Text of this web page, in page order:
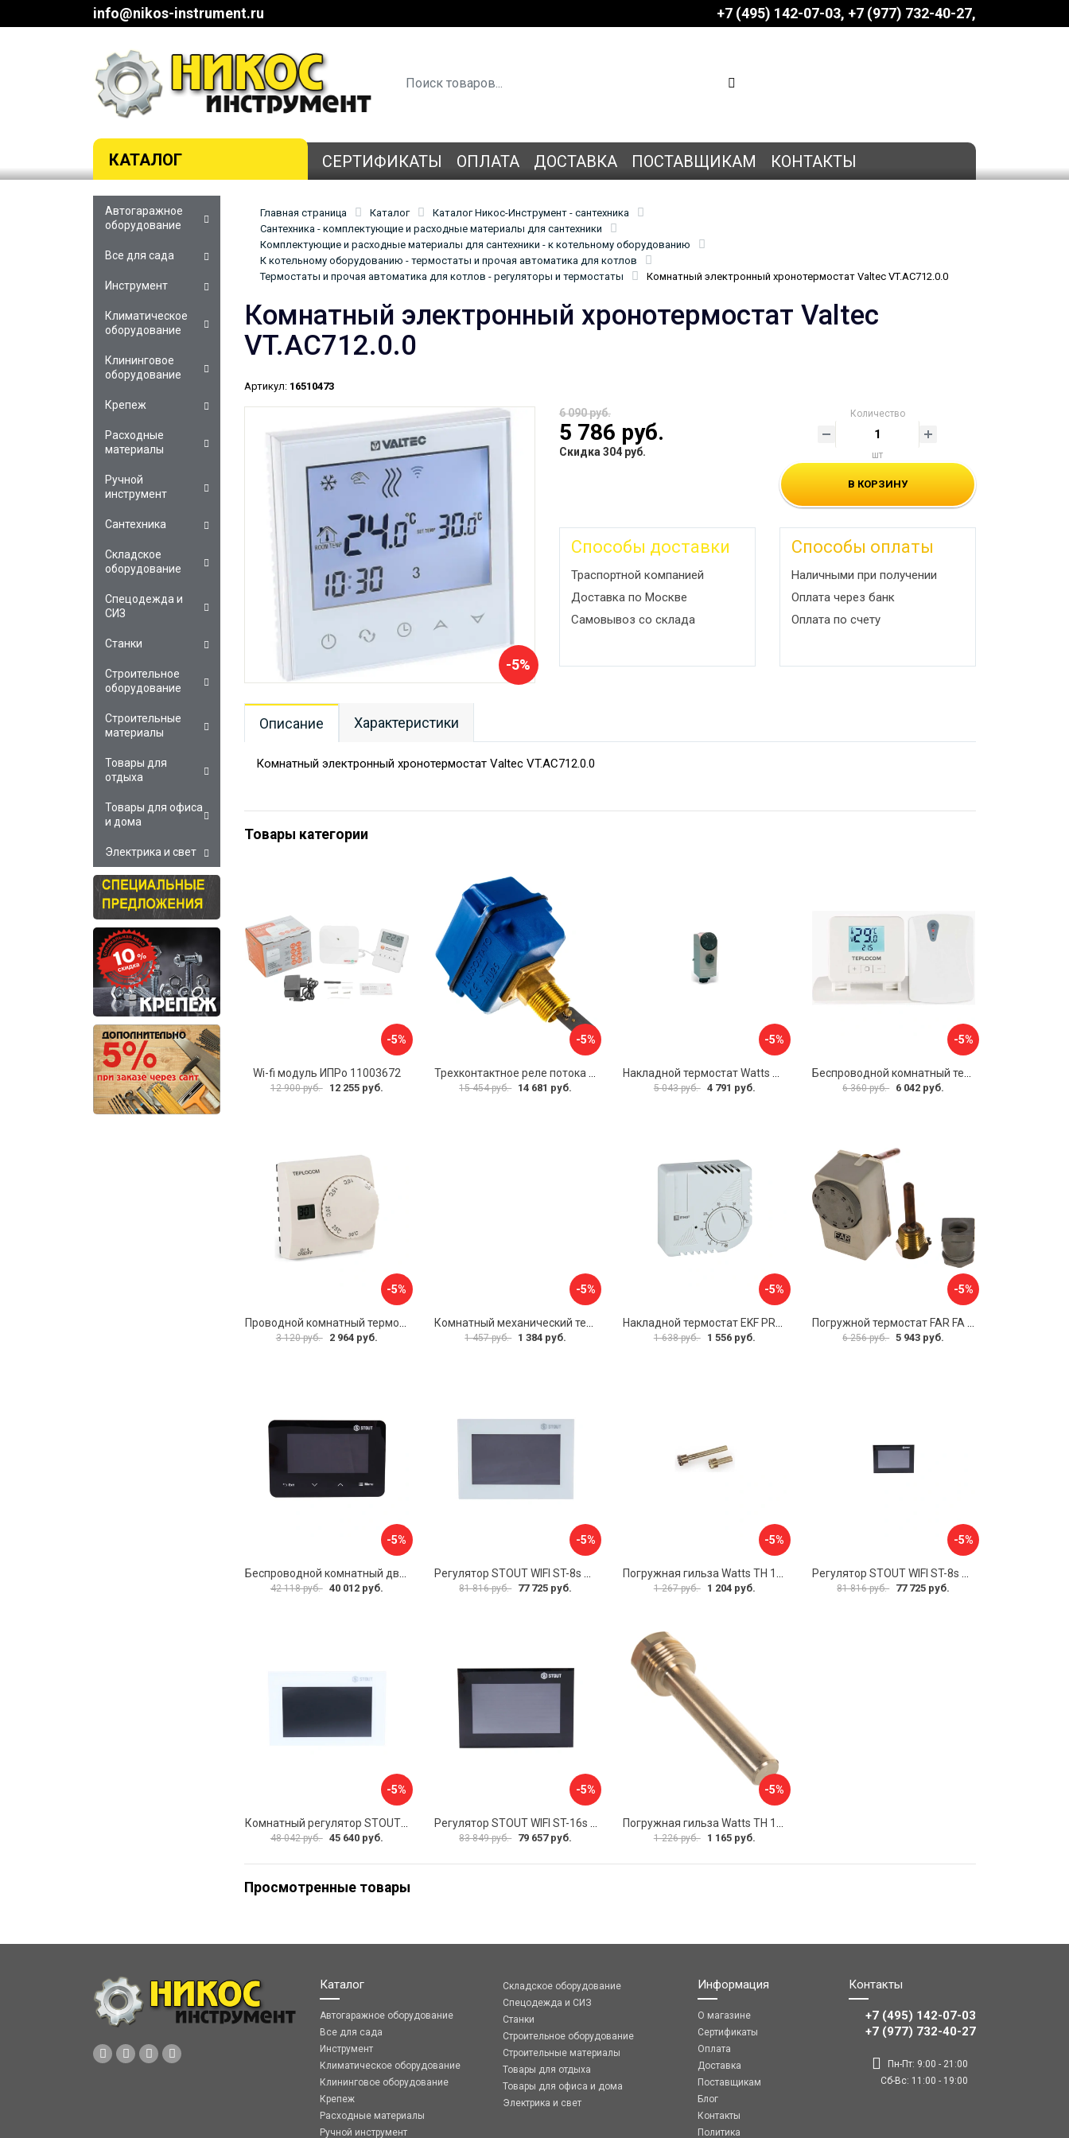
info@nikos-instrument.ru +7 (495) 142-07-03 ‎‎+7 (977) 732-40-27
КАТАЛОГ СЕРТИФИКАТЫ ОПЛАТА ДОСТАВКА ПОСТАВЩИКАМ КОНТАКТЫ
Главная страница Каталог
Каталог Никос-Инструмент - сантехника
Сантехника - комплектующие и расходные материалы для сантехники
Комплектующие и расходные материалы для сантехники - к котельному оборудованию
К котельному оборудованию - термостаты и прочая автоматика для котлов
Термостаты и прочая автоматика для котлов - регуляторы и термостаты
Комнатный электронный хронотермостат Valtec VT.AC712.0.0
Комнатный электронный хронотермостат Valtec
VT.AC712.0.0
Артикул: 16510473
-5%
6 090 руб.
5 786 руб.
Скидка 304 руб.
Количество
шт
В КОРЗИНУ
Способы доставки
Траспортной компанией
Доставка по Москве
Самовывоз со склада
Способы оплаты
Наличными при получении
Оплата через банк
Оплата по счету
Описание Характеристики
Комнатный электронный хронотермостат Valtec VT.AC712.0.0
Товары категории
-5%
Wi-fi модуль ИПРо 11003672
12 900 руб. 12 255 руб.
-5%
15 454 руб. 14 681 руб.
-5%
5 043 руб. 4 791 руб.
-5%
6 360 руб. 6 042 руб.
-5%
Проводной комнатный термостат Бастион TEPLOCOM TS-2AA/8A 911
3 120 руб. 2 964 руб.
-5%
Комнатный механический термостат Uni-Fitt TA5 330I2000
1 457 руб. 1 384 руб.
-5%
Накладной термостат EKF PROxima thermo-no-nc-wall
1 638 руб. 1 556 руб.
-5%
Погружной термостат FAR FA 7950
6 256 руб. 5 943 руб.
-5%
42 118 руб. 40 012 руб.
-5%
81 816 руб. 77 725 руб.
-5%
1 267 руб. 1 204 руб.
-5%
81 816 руб. 77 725 руб.
-5%
48 042 руб. 45 640 руб.
-5%
83 849 руб. 79 657 руб.
-5%
1 226 руб. 1 165 руб.
Просмотренные товары
Автогаражное
оборудование
Все для сада
Инструмент
Климатическое
оборудование
Клининговое
оборудование
Крепеж
Расходные
материалы
Ручной
инструмент
Сантехника
Складское
оборудование
Спецодежда и
СИЗ
Станки
Строительное
оборудование
Строительные
материалы
Товары для
отдыха
Товары для офиса
и дома
Электрика и свет
Каталог
Автогаражное оборудование
Все для сада
Инструмент
Климатическое оборудование
Клининговое оборудование
Крепеж
Расходные материалы
Ручной инструмент
Складское оборудование
Спецодежда и СИЗ
Станки
Строительное оборудование
Строительные материалы
Товары для отдыха
Товары для офиса и дома
Электрика и свет
Информация
О магазине
Сертификаты
Оплата
Доставка
Поставщикам
Блог
Контакты
Политика
Контакты
+7 (495) 142-07-03
‎‎+7 (977) 732-40-27
Пн-Пт: 9:00 - 21:00
Сб-Вс: 11:00 - 19:00